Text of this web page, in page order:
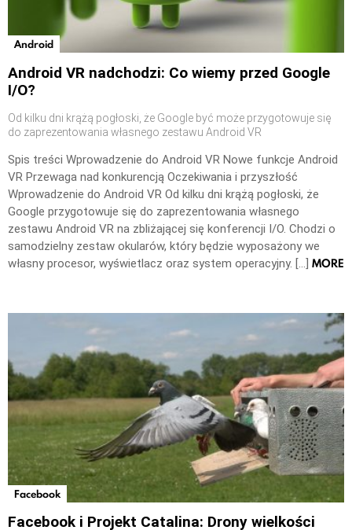
Android
Android VR nadchodzi: Co wiemy przed Google
I/O?
Od kilku dni krążą pogłoski, że Google być może przygotowuje się
do zaprezentowania własnego zestawu Android VR
Spis treści Wprowadzenie do Android VR Nowe funkcje Android
VR Przewaga nad konkurencją Oczekiwania i przyszłość
Wprowadzenie do Android VR Od kilku dni krążą pogłoski, że
Google przygotowuje się do zaprezentowania własnego
zestawu Android VR na zbliżającej się konferencji I/O. Chodzi o
samodzielny zestaw okularów, który będzie wyposażony we
własny procesor, wyświetlacz oraz system operacyjny. […] MORE
Facebook
Facebook i Projekt Catalina: Drony wielkości